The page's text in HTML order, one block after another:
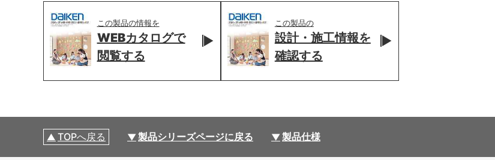
この製品の情報を
WEBカタログで
閲覧する
この製品の
設計・施工情報を
確認する
TOPへ戻る 製品シリーズページに戻る 製品仕様